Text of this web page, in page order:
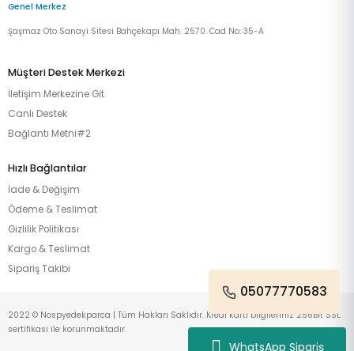
WhatsApp Sipariş
Genel Merkez
Şaşmaz Oto Sanayi Sitesi Bahçekapı Mah. 2570. Cad No: 35-A
Müşteri Destek Merkezi
İletişim Merkezine Git
Canlı Destek
Bağlantı Metni#2
Hızlı Bağlantılar
İade & Değişim
Ödeme & Teslimat
Gizlilik Politikası
Kargo & Teslimat
Sipariş Takibi
05077770583
2022 © Nospyedekparca | Tüm Hakları Saklıdır. Kredi kartı bilgileriniz 256Bit SSL
sertifikası ile korunmaktadır.